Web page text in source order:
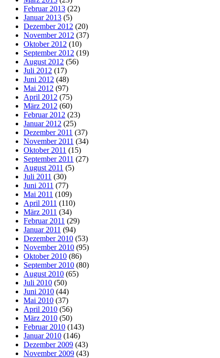
Februar 2013 (22)
Januar 2013 (5)
Dezember 2012 (20)
November 2012 (37)
Oktober 2012 (10)
September 2012 (19)
August 2012 (56)
Juli 2012 (17)
Juni 2012 (48)
Mai 2012 (97)
April 2012 (75)
März 2012 (60)
Februar 2012 (23)
Januar 2012 (25)
Dezember 2011 (37)
November 2011 (34)
Oktober 2011 (15)
September 2011 (27)
August 2011 (5)
Juli 2011 (30)
Juni 2011 (77)
Mai 2011 (109)
April 2011 (110)
März 2011 (34)
Februar 2011 (29)
Januar 2011 (94)
Dezember 2010 (53)
November 2010 (95)
Oktober 2010 (86)
September 2010 (80)
August 2010 (65)
Juli 2010 (50)
Juni 2010 (44)
Mai 2010 (37)
April 2010 (56)
März 2010 (50)
Februar 2010 (143)
Januar 2010 (146)
Dezember 2009 (43)
November 2009 (43)